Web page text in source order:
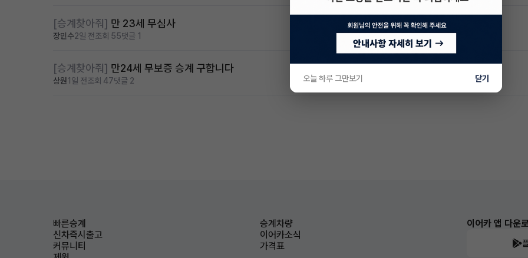
[승계찾아줘] 만 23세 무심사
장민수2일 전조회 55댓글 1
[승계찾아줘] 만24세 무보증 승계 구합니다
상원1일 전조회 47댓글 2
빠른승계
승계차량
신차즉시출고
이어카소식
커뮤니티
가격표
이어카 앱 다운
오늘 하루 그만보기 닫기